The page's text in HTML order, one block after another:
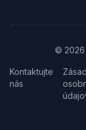
© 2026
Kontaktujte
nás